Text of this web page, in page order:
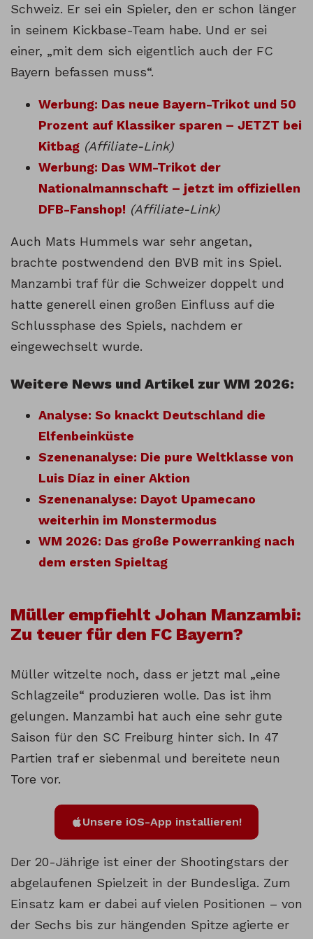
Schweiz. Er sei ein Spieler, den er schon länger
in seinem Kickbase-Team habe. Und er sei
einer, „mit dem sich eigentlich auch der FC
Bayern befassen muss“.
Werbung: Das neue Bayern-Trikot und 50
Prozent auf Klassiker sparen – JETZT bei
Kitbag (Affiliate-Link)
Werbung: Das WM-Trikot der
Nationalmannschaft – jetzt im offiziellen
DFB-Fanshop! (Affiliate-Link)
Auch Mats Hummels war sehr angetan,
brachte postwendend den BVB mit ins Spiel.
Manzambi traf für die Schweizer doppelt und
hatte generell einen großen Einfluss auf die
Schlussphase des Spiels, nachdem er
eingewechselt wurde.
Weitere News und Artikel zur WM 2026:
Analyse: So knackt Deutschland die
Elfenbeinküste
Szenenanalyse: Die pure Weltklasse von
Luis Díaz in einer Aktion
Szenenanalyse: Dayot Upamecano
weiterhin im Monstermodus
WM 2026: Das große Powerranking nach
dem ersten Spieltag
Müller empfiehlt Johan Manzambi:
Zu teuer für den FC Bayern?
Müller witzelte noch, dass er jetzt mal „eine
Schlagzeile“ produzieren wolle. Das ist ihm
gelungen. Manzambi hat auch eine sehr gute
Saison für den SC Freiburg hinter sich. In 47
Partien traf er siebenmal und bereitete neun
Tore vor.
Unsere iOS-App installieren!
Der 20-Jährige ist einer der Shootingstars der
abgelaufenen Spielzeit in der Bundesliga. Zum
Einsatz kam er dabei auf vielen Positionen – von
der Sechs bis zur hängenden Spitze agierte er